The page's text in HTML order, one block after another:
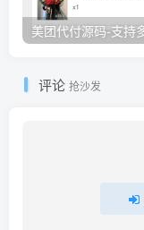
评论 抢沙发